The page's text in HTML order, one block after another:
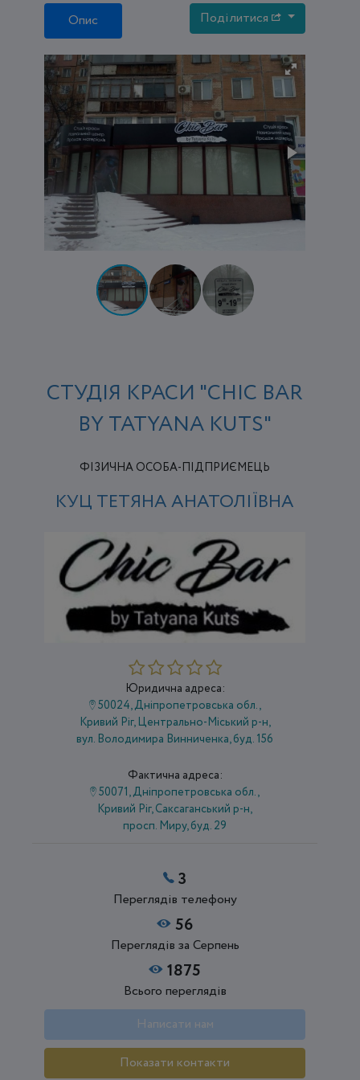
Опис Поділитися
СТУДІЯ КРАСИ "CHIC BAR
BY TATYANA KUTS"
ФІЗИЧНА ОСОБА-ПІДПРИЄМЕЦЬ
КУЦ ТЕТЯНА АНАТОЛІЇВНА
Юридична адреса:
50024, Дніпропетровська обл.,
Кривий Ріг, Центрально-Міський р-н,
вул. Володимира Винниченка, буд. 156
Фактична адреса:
50071, Дніпропетровська обл.,
Кривий Ріг, Саксаганський р-н,
просп. Миру, буд. 29
3
Переглядів телефону
56
Переглядів за Серпень
1875
Всього переглядів
Написати нам
Показати контакти